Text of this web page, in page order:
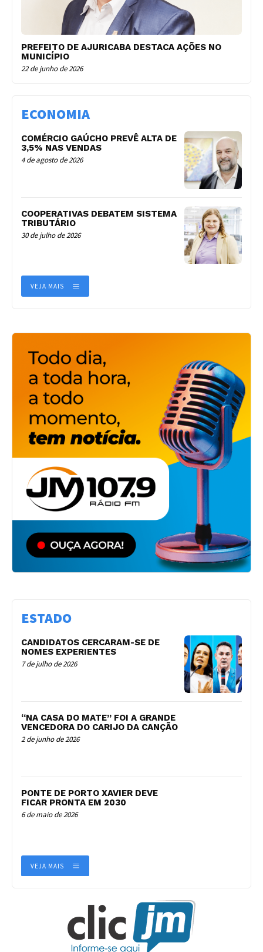
PREFEITO DE AJURICABA DESTACA AÇÕES NO
MUNICÍPIO
22 de junho de 2026
ECONOMIA
COMÉRCIO GAÚCHO PREVÊ ALTA DE
3,5% NAS VENDAS
4 de agosto de 2026
COOPERATIVAS DEBATEM SISTEMA
TRIBUTÁRIO
30 de julho de 2026
VEJA MAIS
ESTADO
CANDIDATOS CERCARAM-SE DE
NOMES EXPERIENTES
7 de julho de 2026
“NA CASA DO MATE” FOI A GRANDE
VENCEDORA DO CARIJO DA CANÇÃO
2 de junho de 2026
PONTE DE PORTO XAVIER DEVE
FICAR PRONTA EM 2030
6 de maio de 2026
VEJA MAIS